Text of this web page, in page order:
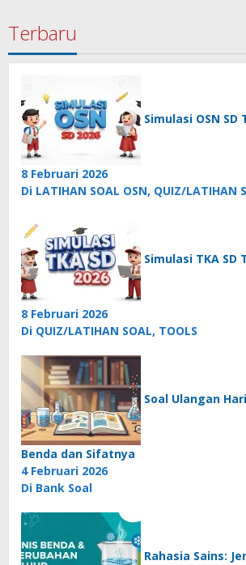
Terbaru
Simulasi OSN SD
8 Februari 2026
Di LATIHAN SOAL OSN, QUIZ/LATIHAN
Simulasi TKA SD
8 Februari 2026
Di QUIZ/LATIHAN SOAL, TOOLS
Soal Ulangan
Benda dan Sifatnya
4 Februari 2026
Di Bank Soal
Rahasia Sains: